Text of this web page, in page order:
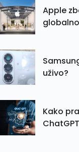
Apple
uživo?
Kako